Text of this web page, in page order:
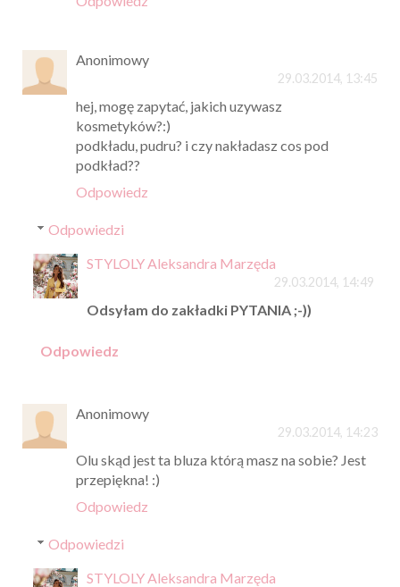
Anonimowy
29.03.2014, 13:45
hej, mogę zapytać, jakich uzywasz
kosmetyków?:)
podkładu, pudru? i czy nakładasz cos pod
podkład??
Odpowiedz
Odpowiedzi
STYLOLY Aleksandra Marzęda
29.03.2014, 14:49
Odsyłam do zakładki PYTANIA ;-))
Odpowiedz
Anonimowy
29.03.2014, 14:23
Olu skąd jest ta bluza którą masz na sobie? Jest
przepiękna! :)
Odpowiedz
Odpowiedzi
STYLOLY Aleksandra Marzęda